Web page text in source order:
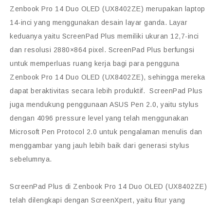
Zenbook Pro 14 Duo OLED (UX8402ZE) merupakan laptop
14-inci yang menggunakan desain layar ganda. Layar
keduanya yaitu ScreenPad Plus memiliki ukuran 12,7-inci
dan resolusi 2880×864 pixel. ScreenPad Plus berfungsi
untuk memperluas ruang kerja bagi para pengguna
Zenbook Pro 14 Duo OLED (UX8402ZE), sehingga mereka
dapat beraktivitas secara lebih produktif. ScreenPad Plus
juga mendukung penggunaan ASUS Pen 2.0, yaitu stylus
dengan 4096 pressure level yang telah menggunakan
Microsoft Pen Protocol 2.0 untuk pengalaman menulis dan
menggambar yang jauh lebih baik dari generasi stylus
sebelumnya.
ScreenPad Plus di Zenbook Pro 14 Duo OLED (UX8402ZE)
telah dilengkapi dengan ScreenXpert, yaitu fitur yang